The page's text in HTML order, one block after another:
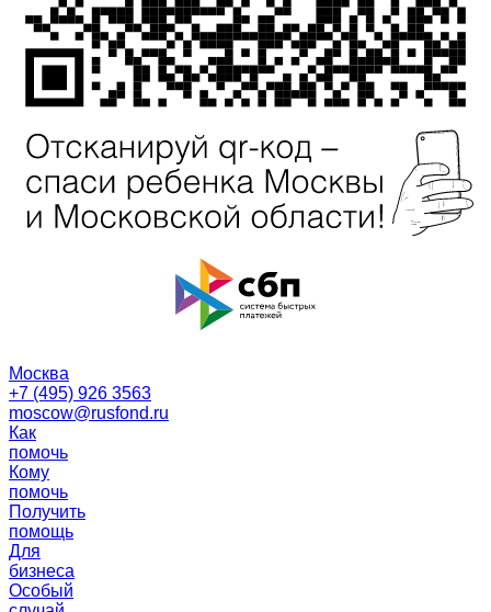
Москва
+7 (495) 926 3563
moscow@rusfond.ru
Как
помочь
Кому
помочь
Получить
помощь
Для
бизнеса
Особый